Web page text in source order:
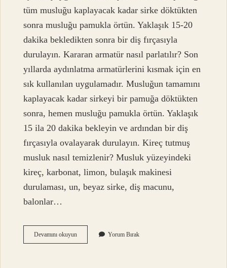
tüm musluğu kaplayacak kadar sirke döktükten
sonra musluğu pamukla örtün. Yaklaşık 15-20
dakika bekledikten sonra bir diş fırçasıyla
durulayın. Kararan armatür nasıl parlatılır? Son
yıllarda aydınlatma armatürlerini kısmak için en
sık kullanılan uygulamadır. Musluğun tamamını
kaplayacak kadar sirkeyi bir pamuğa döktükten
sonra, hemen musluğu pamukla örtün. Yaklaşık
15 ila 20 dakika bekleyin ve ardından bir diş
fırçasıyla ovalayarak durulayın. Kireç tutmuş
musluk nasıl temizlenir? Musluk yüzeyindeki
kireç, karbonat, limon, bulaşık makinesi
durulaması, un, beyaz sirke, diş macunu,
balonlar…
Devamını okuyunArmatür
Temizliği
Yorum Bırak